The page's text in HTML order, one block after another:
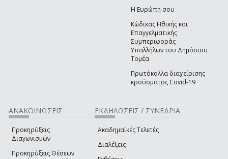
Η Ευρώπη σου
Κώδικας Ηθικής και
Επαγγελματικής
Συμπεριφοράς
Υπαλλήλων του Δημόσιου
Τομέα
Πρωτόκολλα διαχείρισης
κρούσματος Covid-19
ΑΝΑΚΟΙΝΩΣΕΙΣ
Προκηρύξεις
Διαγωνισμών
Προκηρύξεις Θέσεων
ΕΚΔΗΛΩΣΕΙΣ / ΣΥΝΕΔΡΙΑ
Ακαδημαϊκές Τελετές
Διαλέξεις